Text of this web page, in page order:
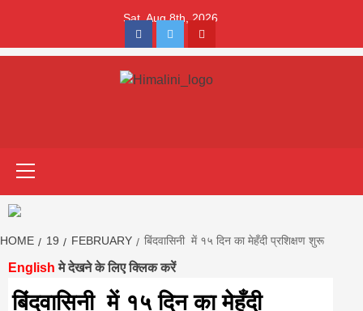
content
Sat. Aug 8th, 2026
FacebookTwitterYoutube
hindi
||madhesh
HOME 19 FEBRUARY बिंदवासिनी में १५ दिन का मेहँदी प्रशिक्षण शुरू
English मे देखने के लिए क्लिक करें
बिंदवासिनी में १५ दिन का मेहँदी